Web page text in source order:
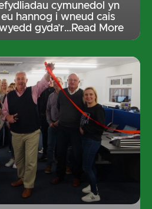
cymunedol yn
hannog i wneud cais
gyda’r…Read More